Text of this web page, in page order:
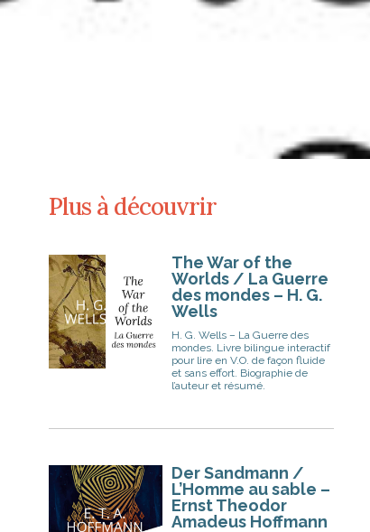
Plus à découvrir
The War of the
Worlds / La Guerre
des mondes – H. G.
Wells
H. G. Wells – La Guerre des
mondes. Livre bilingue interactif
pour lire en V.O. de façon fluide
et sans effort. Biographie de
l’auteur et résumé.
Der Sandmann /
L’Homme au sable –
Ernst Theodor
Amadeus Hoffmann